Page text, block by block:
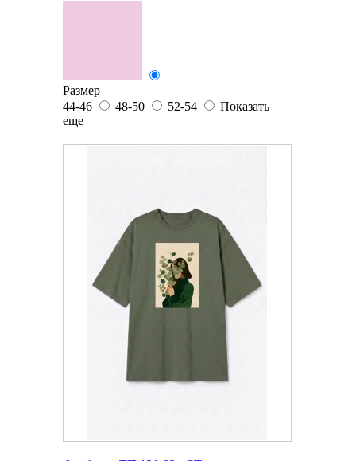
Размер
44-46
48-50 52-54
Показать
еще